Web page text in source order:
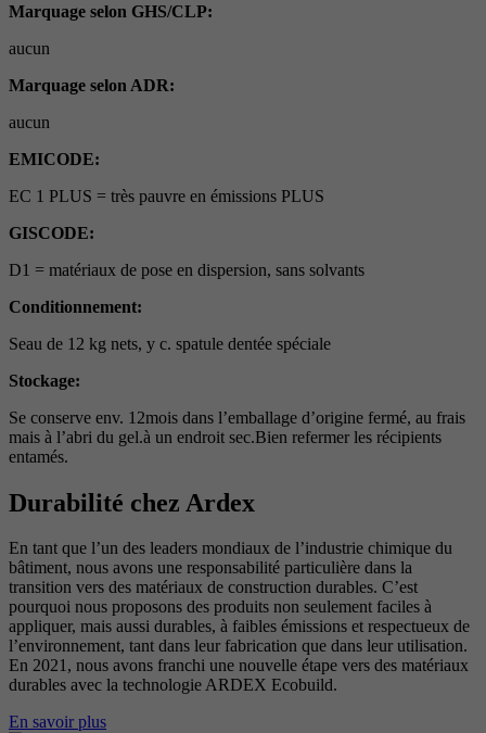
Marquage selon GHS/CLP:
aucun
Marquage selon ADR:
aucun
EMICODE:
EC 1 PLUS = très pauvre en émissions PLUS
GISCODE:
D1 = matériaux de pose en dispersion, sans solvants
Conditionnement:
Seau de 12 kg nets, y c. spatule dentée spéciale
Stockage:
Se conserve env. 12mois dans l’emballage d’origine fermé, au frais
mais à l’abri du gel.à un endroit sec.Bien refermer les récipients
entamés.
Durabilité chez Ardex
En tant que l’un des leaders mondiaux de l’industrie chimique du
bâtiment, nous avons une responsabilité particulière dans la
transition vers des matériaux de construction durables. C’est
pourquoi nous proposons des produits non seulement faciles à
appliquer, mais aussi durables, à faibles émissions et respectueux de
l’environnement, tant dans leur fabrication que dans leur utilisation.
En 2021, nous avons franchi une nouvelle étape vers des matériaux
durables avec la technologie ARDEX Ecobuild.
En savoir plus